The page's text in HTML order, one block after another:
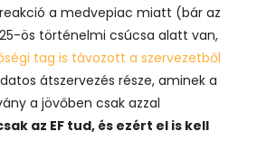
a medvepiac miatt (bár az
ös történelmi csúcsa alatt van,
tag is távozott a szervezetből
átszervezés része, aminek a
a jövőben csak azzal
az EF tud, és ezért el is kell